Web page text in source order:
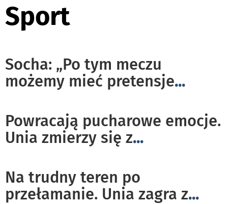
Sport
Socha: „Po tym meczu
możemy mieć pretensje...
Powracają pucharowe emocje.
Unia zmierzy się z...
Na trudny teren po
przełamanie. Unia zagra z...